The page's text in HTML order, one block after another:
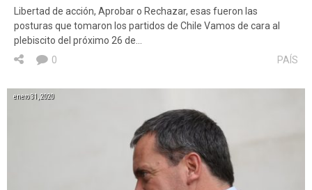
Libertad de acción, Aprobar o Rechazar, esas fueron las
posturas que tomaron los partidos de Chile Vamos de cara al
plebiscito del próximo 26 de…
PAÍS
0
enero 31, 2020